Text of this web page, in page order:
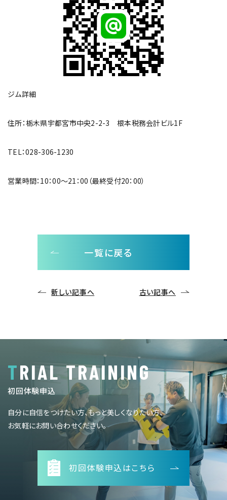
ジム詳細
住所：栃木県宇都宮市中央2-2-3 根本税務会計ビル1F
TEL：028-306-1230
営業時間：10：00～21：00（最終受付20：00）
一覧に戻る
新しい記事へ 古い記事へ
TRIAL TRAINING
初回体験申込
自分に自信をつけたい方、もっと美しくなりたい方、
お気軽にお問い合わせください。
初回体験申込はこちら